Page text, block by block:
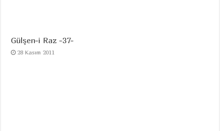
Gülşen-i Raz -37-
28 Kasım 2011